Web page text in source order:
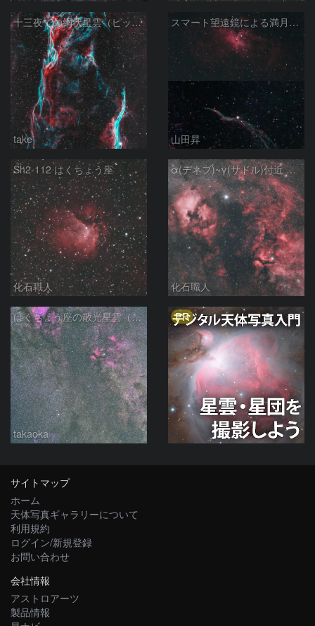
十三夜での網状星雲（ピッカリングの三角）
take
スマート望遠鏡による満月下の星雲（M16,NGC6960）
山田昇
Sh2-112 はくちょう座
化石職人
α(デネブ)~γ(サドル)付近 NGC7000 北アメリカ星雲 IC5067~5070 ペリカン星雲 はくちょう座
化石職人
はくちょう座の散光星雲（１００ｍｍ）
takaoka
PR
サイトマップ
ホーム
天体写真ギャラリーについて
利用規約
ログイン/新規登録
お問い合わせ
会社情報
アストロアーツ
製品情報